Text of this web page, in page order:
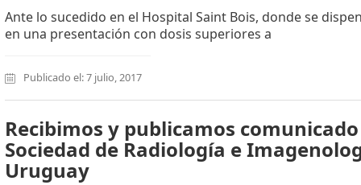
Ante lo sucedido en el Hospital Saint Bois, donde se
en una presentación con dosis superiores a
Publicado el: 7 julio, 2017
Recibimos y publicamos
Sociedad de Radiología e
Uruguay